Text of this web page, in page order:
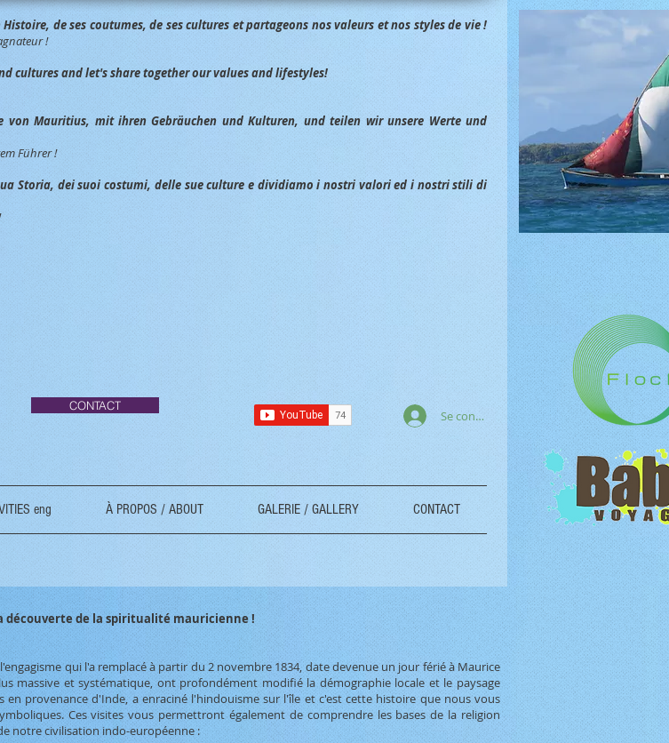
de ses coutumes, de ses cultures et partageons nos valeurs et nos styles de vie !
!
cultures and let's share together our values and lifestyles!
von Mauritius, mit ihren Gebräuchen und Kulturen, und teilen wir unsere Werte und
Führer !
Storia, dei suoi costumi, delle sue culture e dividiamo i nostri valori ed i nostri stili di
CONTACT
Se connecter
eng À PROPOS / ABOUT GALERIE / GALLERY CONTACT
découverte de la spiritualité mauricienne !
qui l'a remplacé à partir du 2 novembre 1834, date devenue un jour férié à Maurice
massive et systématique, ont profondément modifié la démographie locale et le paysage
en provenance d'Inde, a enraciné l'hindouisme sur l'île et c'est cette histoire que nous vous
Ces visites vous permettront également de comprendre les bases de la religion
notre civilisation indo-européenne :